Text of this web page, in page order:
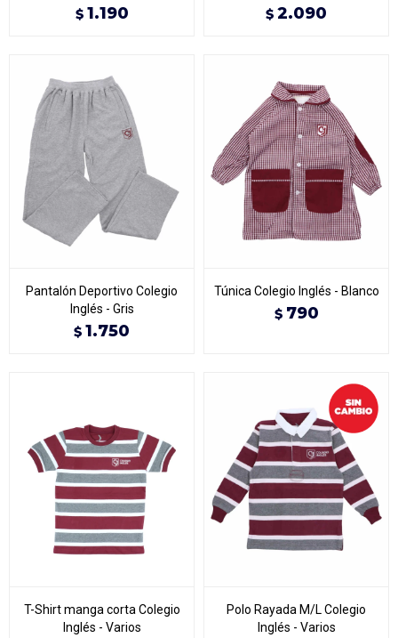
$ 1.190 $ 2.090
Pantalón Deportivo Colegio
Inglés - Gris
$ 1.750
Túnica Colegio Inglés - Blanco
$ 790
T-Shirt manga corta Colegio
Inglés - Varios
Polo Rayada M/L Colegio
Inglés - Varios